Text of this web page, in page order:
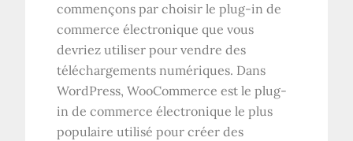
commençons par choisir le plug-in de
commerce électronique que vous
devriez utiliser pour vendre des
téléchargements numériques. Dans
WordPress, WooCommerce est le plug-
in de commerce électronique le plus
populaire utilisé pour créer des